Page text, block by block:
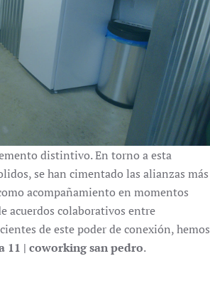
distintivo. En torno a esta
se han cimentado las alianzas más
acompañamiento en momentos
acuerdos colaborativos entre
de este poder de conexión, hemos
11 | coworking san pedro.